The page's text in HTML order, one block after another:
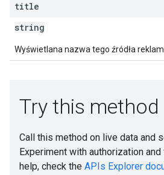
title
string
Wyświetlana nazwa tego źródła reklam.